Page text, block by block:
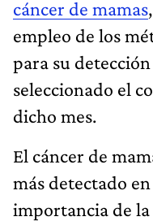
cáncer de mamas
empleo de los
para su
seleccionado el
dicho mes.
El cáncer de
más detectado
importancia de